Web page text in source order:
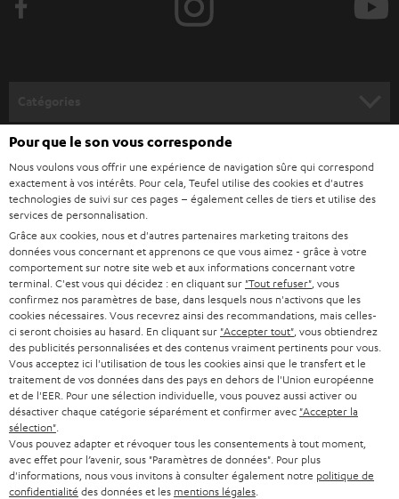
z
u
s
à
l
a
n
e
w
s
l
e
t
t
e
HOME CINEMA
SYSTEMES COMPLETS HOME CINEMA
BARRES DE SON
STEREO
SMART HOME
BLUETOOTH
CASQUES AUDIO
CASQUES BLUETOOTH AUDIO
SYSTEMES COMPLETS
ENCEINTES
Société
SUPPORT
PRESSE
B2B
BLOG
NEWSLETTER
MAGASINS
AVANTAGES D’ACHAT
Boutiques en ligne Teufel
ALLEMAGNE
AUTRICHE
SUISSE
PAYS-BAS
BELGIQUE
FRANCE
Pour que le son vous corresponde
Nous voulons vous offrir une expérience de navigation sûre qui correspond
exactement à vos intérêts. Pour cela, Teufel utilise des cookies et d'autres
technologies de suivi sur ces pages – également celles de tiers et utilise des
services de personnalisation.
Grâce aux cookies, nous et d'autres partenaires marketing traitons des
données vous concernant et apprenons ce que vous aimez - grâce à votre
comportement sur notre site web et aux informations concernant votre
terminal. C'est vous qui décidez : en cliquant sur "Tout refuser" , vous
confirmez nos paramètres de base, dans lesquels nous n'activons que les
cookies nécessaires. Vous recevrez ainsi des recommandations, mais celles-
ci seront choisies au hasard. En cliquant sur "Accepter tout" , vous obtiendrez
des publicités personnalisées et des contenus vraiment pertinents pour vous.
Vous acceptez ici l'utilisation de tous les cookies ainsi que le transfert et le
traitement de vos données dans des pays en dehors de l'Union européenne
et de l'EER. Pour une sélection individuelle, vous pouvez aussi activer ou
désactiver chaque catégorie séparément et confirmer avec "Accepter la
sélection"
Vous pouvez adapter et révoquer tous les consentements à tout moment,
avec effet pour l’avenir, sous "Paramètres de données". Pour plus
d'informations, nous vous invitons à consulter également notre politique de
confidentialité des données et les mentions légales